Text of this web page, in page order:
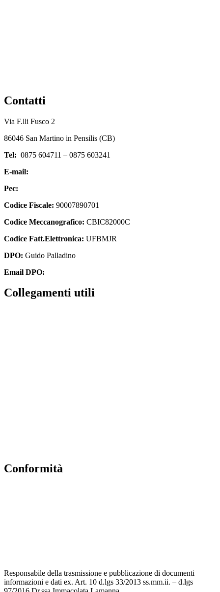
Contatti
Via F.lli Fusco 2
86046 San Martino in Pensilis (CB)
Tel: 0875 604711 – 0875 603241
E-mail:
Pec:
Codice Fiscale: 90007890701
Codice Meccanografico: CBIC82000C
Codice Fatt.Elettronica: UFBMJR
DPO: Guido Palladino
Email DPO:
Collegamenti utili
Conformità
Responsabile della trasmissione e pubblicazione di documenti
informazioni e dati ex. Art. 10 d.lgs 33/2013 ss.mm.ii. – d.lgs